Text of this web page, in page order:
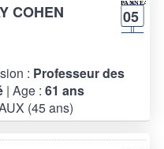
COHEN 05
: Professeur des
| Age : 61 ans
(45 ans)